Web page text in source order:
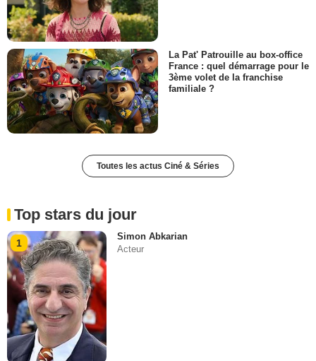
La Pat' Patrouille au box-office
France : quel démarrage pour le
3ème volet de la franchise
familiale ?
Toutes les actus Ciné & Séries
Top stars du jour
1
Simon Abkarian
Acteur